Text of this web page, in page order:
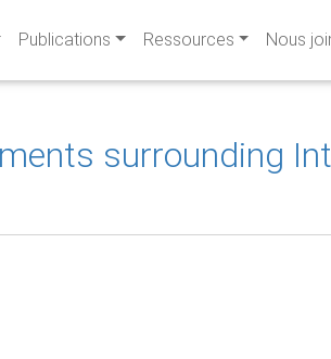
Publications Ressources Nous
surrounding